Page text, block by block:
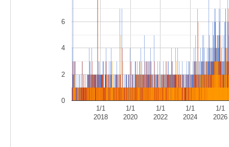
1/1
2018
1/1
2020
1/1
2022
1/1
2024
1/1
2026
0
2
4
6